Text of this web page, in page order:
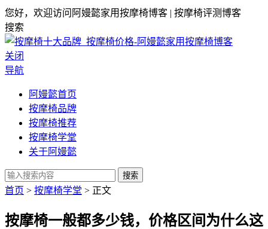
您好，欢迎访问阿嫚懿家用按摩椅博客 | 按摩椅评测博客
搜索
关闭
导航
阿嫚懿首页
按摩椅品牌
按摩椅推荐
按摩椅学堂
关于阿嫚懿
搜索
首页 > 按摩椅学堂 > 正文
按摩椅一般都多少钱，价格区间为什么这